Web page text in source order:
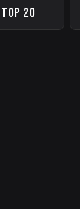
TOP 20